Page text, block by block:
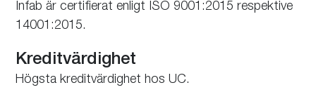
Infab är certifierat enligt ISO 9001:2015 respektive
14001:2015.
Kreditvärdighet
Högsta kreditvärdighet hos UC.